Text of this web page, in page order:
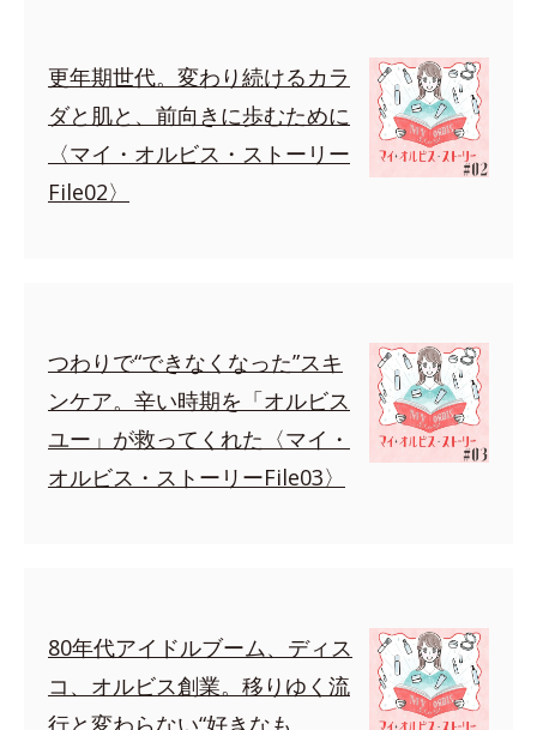
更年期世代。変わり続けるカラ
ダと肌と、前向きに歩むために
〈マイ・オルビス・ストーリー
File02〉
つわりで“できなくなった”スキ
ンケア。辛い時期を「オルビス
ユー」が救ってくれた〈マイ・
オルビス・ストーリーFile03〉
80年代アイドルブーム、ディス
コ、オルビス創業。移りゆく流
行と変わらない“好きなも